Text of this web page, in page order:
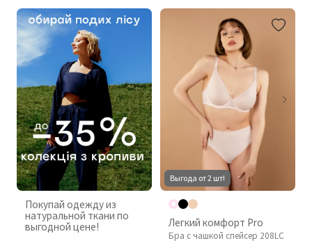
Покупай одежду из
натуральной ткани по
выгодной цене!
Выгода от 2 шт!
Легкий комфорт Pro
Бра с чашкой спейсер 208LC